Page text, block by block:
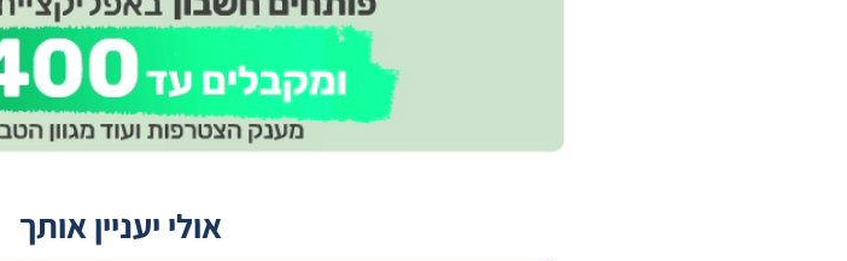
אולי יעניין אותך